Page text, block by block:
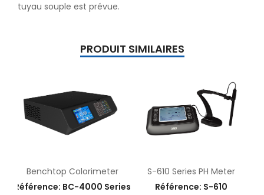
tuyau souple est prévue.
PRODUIT SIMILAIRES
Benchtop Colorimeter
Référence: BC-4000 Series
S-610 Series PH Meter
Référence: S-610